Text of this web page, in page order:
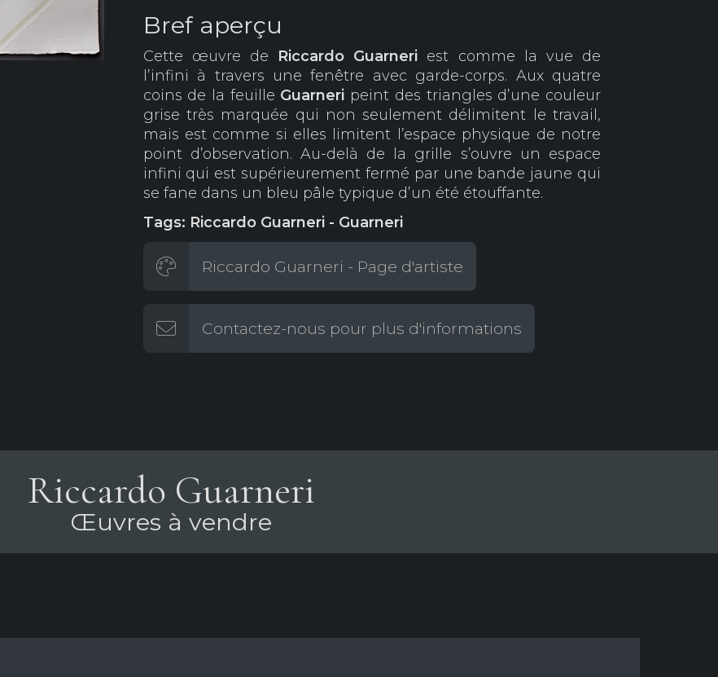
Bref aperçu
Cette œuvre de Riccardo Guarneri est comme la vue de
l’infini à travers une fenêtre avec garde-corps. Aux quatre
coins de la feuille Guarneri peint des triangles d’une couleur
grise très marquée qui non seulement délimitent le travail,
mais est comme si elles limitent l’espace physique de notre
point d’observation. Au-delà de la grille s’ouvre un espace
infini qui est supérieurement fermé par une bande jaune qui
se fane dans un bleu pâle typique d’un été étouffante.
Tags: Riccardo Guarneri - Guarneri
Riccardo Guarneri - Page d'artiste
Contactez-nous pour plus d'informations
Riccardo Guarneri
Œuvres à vendre